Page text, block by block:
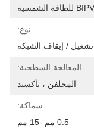
نوع:
تشغيل / إيقاف الشبكة
المعالجة السطحية:
المجلفن ، بأكسيد
سماكة:
0.5 مم -15 مم